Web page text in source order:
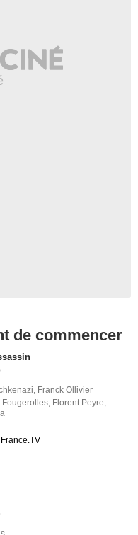
de commencer
, Franck Ollivier
Fougerolles, Florent Peyre,